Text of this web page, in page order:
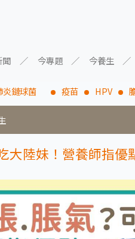
聞 今專題 今養生
炎鏈球菌 疫苗 HPV
大陸妹！營養師指優